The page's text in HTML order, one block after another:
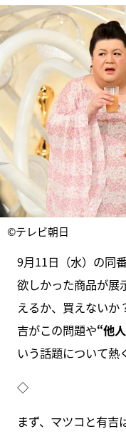
©テレビ朝日
9月11日（水）の同
欲しかった商品が展
えるか、買えないか
吉がこの問題や“他
いう話題について熱
◇
まず、マツコと有吉